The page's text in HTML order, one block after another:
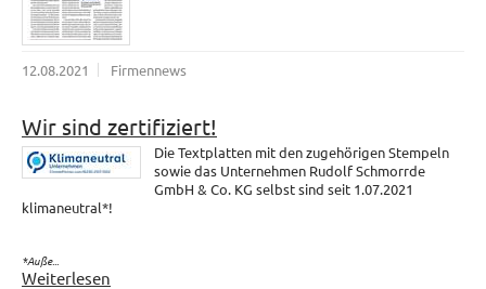
12.08.2021 Firmennews
Wir sind zertifiziert!
Die Textplatten mit den zugehörigen Stempeln
sowie das Unternehmen Rudolf Schmorrde
GmbH & Co. KG selbst sind seit 1.07.2021
klimaneutral*!
*Auße...
Weiterlesen